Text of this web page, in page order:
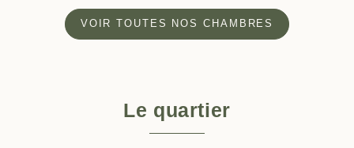
VOIR TOUTES NOS CHAMBRES
Le quartier